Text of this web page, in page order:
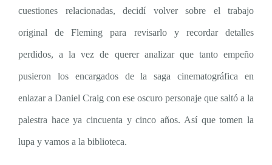
cuestiones relacionadas, decidí volver sobre el trabajo
original de Fleming para revisarlo y recordar detalles
perdidos, a la vez de querer analizar que tanto empeño
pusieron los encargados de la saga cinematográfica en
enlazar a Daniel Craig con ese oscuro personaje que saltó a la
palestra hace ya cincuenta y cinco años. Así que tomen la
lupa y vamos a la biblioteca.